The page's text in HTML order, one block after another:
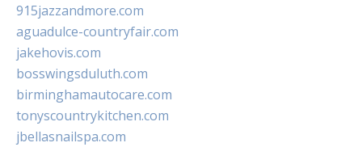
915jazzandmore.com
aguadulce-countryfair.com
jakehovis.com
bosswingsduluth.com
birminghamautocare.com
tonyscountrykitchen.com
jbellasnailspa.com